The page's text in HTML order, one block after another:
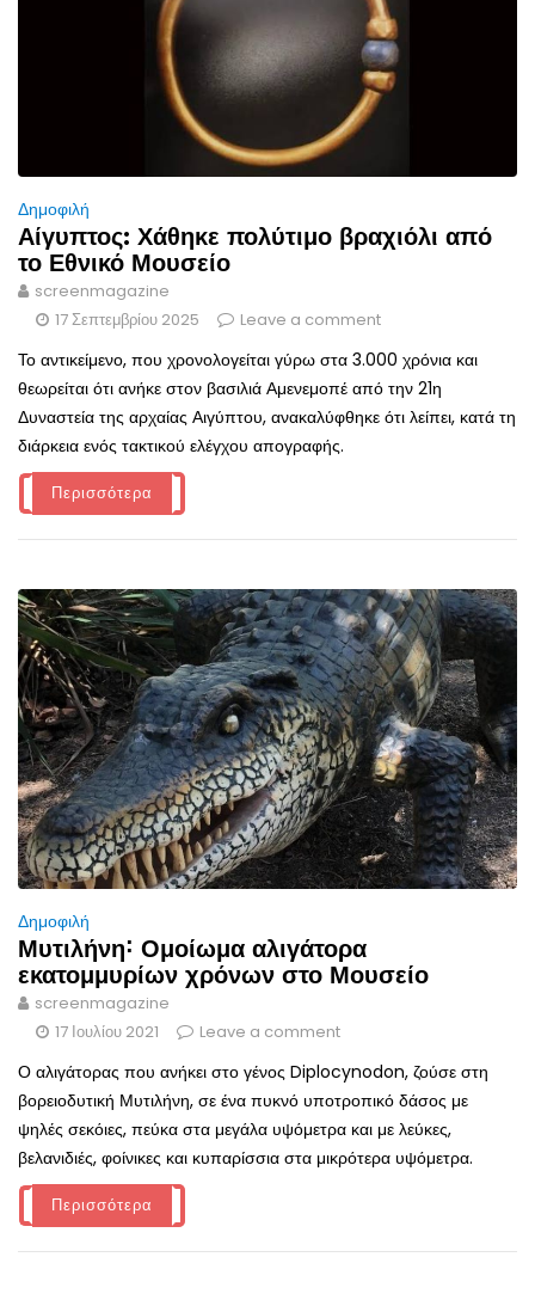
Δημοφιλή
Αίγυπτος: Χάθηκε πολύτιμο βραχιόλι από
το Εθνικό Μουσείο
screenmagazine
17 Σεπτεμβρίου 2025
Leave a comment
Το αντικείμενο, που χρονολογείται γύρω στα 3.000 χρόνια και
θεωρείται ότι ανήκε στον βασιλιά Αμενεμοπέ από την 21η
Δυναστεία της αρχαίας Αιγύπτου, ανακαλύφθηκε ότι λείπει, κατά τη
διάρκεια ενός τακτικού ελέγχου απογραφής.
Περισσότερα
Δημοφιλή
Μυτιλήνη˸ Ομοίωμα αλιγάτορα
εκατομμυρίων χρόνων στο Μουσείο
screenmagazine
17 Ιουλίου 2021
Leave a comment
Ο αλιγάτορας που ανήκει στο γένος Diplocynodon, ζούσε στη
βορειοδυτική Μυτιλήνη, σε ένα πυκνό υποτροπικό δάσος με
ψηλές σεκόιες, πεύκα στα μεγάλα υψόμετρα και με λεύκες,
βελανιδιές, φοίνικες και κυπαρίσσια στα μικρότερα υψόμετρα.
Περισσότερα